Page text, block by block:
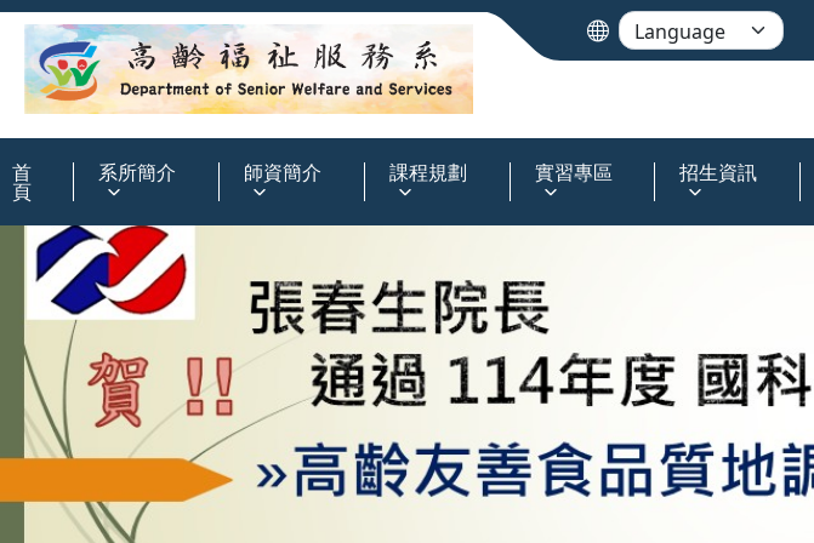
首
頁
系所簡介 師資簡介 課程規劃 實習專區 招生資訊